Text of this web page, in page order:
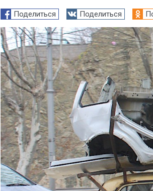
Поделиться Поделиться